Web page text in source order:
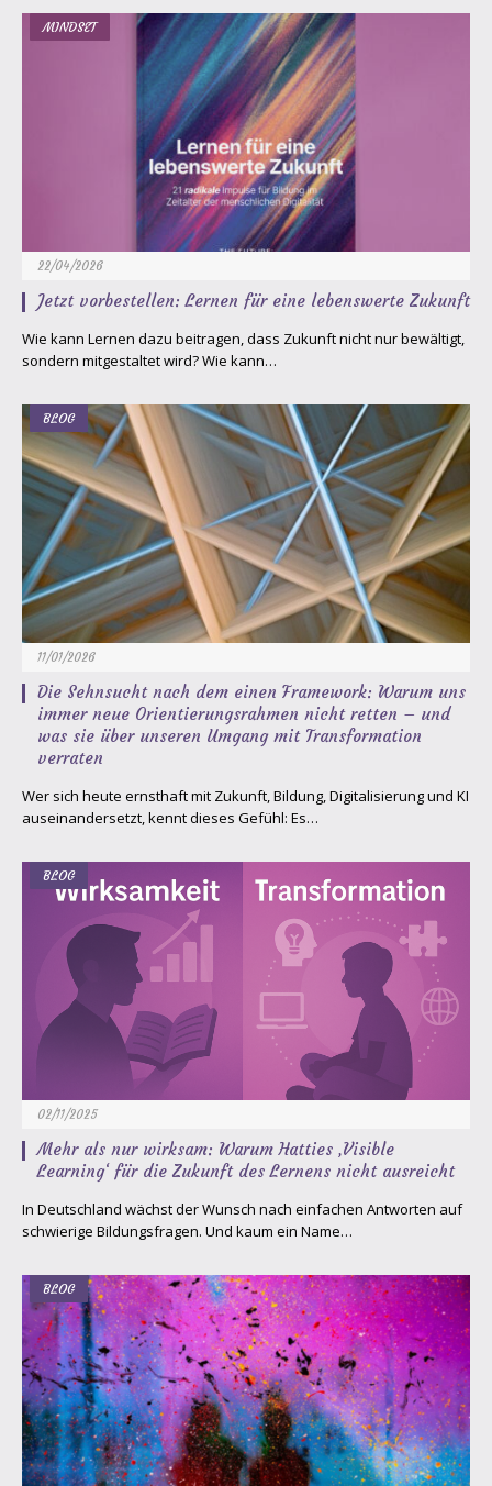
MINDSET
22/04/2026
Jetzt vorbestellen: Lernen für eine lebenswerte Zukunft
Wie kann Lernen dazu beitragen, dass Zukunft nicht nur bewältigt,
sondern mitgestaltet wird? Wie kann…
BLOG
11/01/2026
Die Sehnsucht nach dem einen Framework: Warum uns
immer neue Orientierungsrahmen nicht retten – und
was sie über unseren Umgang mit Transformation
verraten
Wer sich heute ernsthaft mit Zukunft, Bildung, Digitalisierung und KI
auseinandersetzt, kennt dieses Gefühl: Es…
BLOG
02/11/2025
Mehr als nur wirksam: Warum Hatties ‚Visible
Learning‘ für die Zukunft des Lernens nicht ausreicht
In Deutschland wächst der Wunsch nach einfachen Antworten auf
schwierige Bildungsfragen. Und kaum ein Name…
BLOG